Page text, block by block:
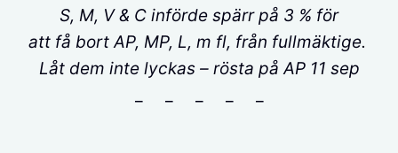
S, M, V & C införde spärr på 3 % för
att få bort AP, MP, L, m fl, från fullmäktige.
Låt dem inte lyckas – rösta på AP 11 sep